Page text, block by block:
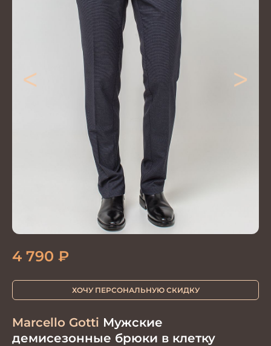
< >
Marcello Gotti Мужские
демисезонные брюки в клетку
4 790 ₽
ХОЧУ ПЕРСОНАЛЬНУЮ СКИДКУ